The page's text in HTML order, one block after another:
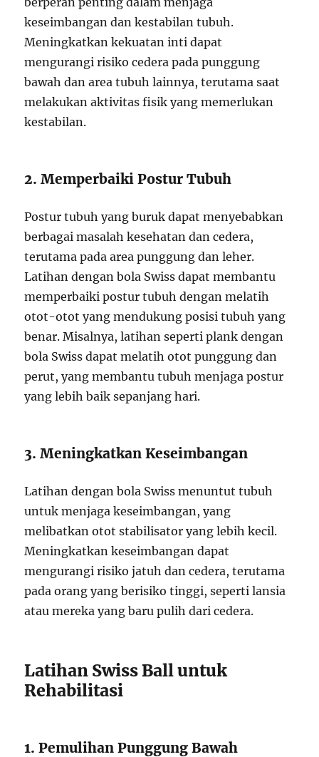
keseimbangan dan kestabilan tubuh.
Meningkatkan kekuatan inti dapat
mengurangi risiko cedera pada punggung
bawah dan area tubuh lainnya, terutama saat
melakukan aktivitas fisik yang memerlukan
kestabilan.
2. Memperbaiki Postur Tubuh
Postur tubuh yang buruk dapat menyebabkan
berbagai masalah kesehatan dan cedera,
terutama pada area punggung dan leher.
Latihan dengan bola Swiss dapat membantu
memperbaiki postur tubuh dengan melatih
otot-otot yang mendukung posisi tubuh yang
benar. Misalnya, latihan seperti plank dengan
bola Swiss dapat melatih otot punggung dan
perut, yang membantu tubuh menjaga postur
yang lebih baik sepanjang hari.
3. Meningkatkan Keseimbangan
Latihan dengan bola Swiss menuntut tubuh
untuk menjaga keseimbangan, yang
melibatkan otot stabilisator yang lebih kecil.
Meningkatkan keseimbangan dapat
mengurangi risiko jatuh dan cedera, terutama
pada orang yang berisiko tinggi, seperti lansia
atau mereka yang baru pulih dari cedera.
Latihan Swiss Ball untuk
Rehabilitasi
1. Pemulihan Punggung Bawah